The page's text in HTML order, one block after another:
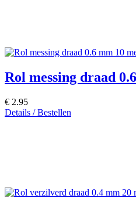
Rol messing draad
€ 2.95
Details / Bestellen